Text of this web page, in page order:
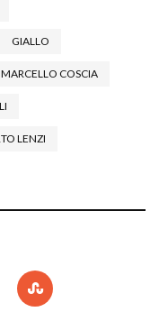
GIALLO
MARCELLO COSCIA
LENZI